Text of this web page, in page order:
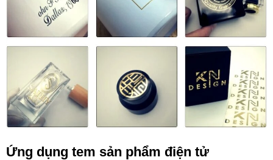
Ứng dụng tem sản phẩm điện tử